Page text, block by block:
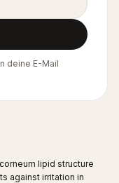
deine E-Mail
lipid structure
against irritation in